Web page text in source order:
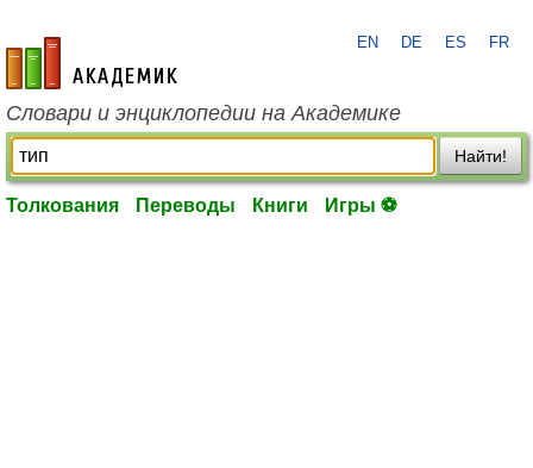
academic.ru
EN DE ES FR
Словари и энциклопедии на Академике
Найти!
Толкования Переводы Книги Игры ⚽